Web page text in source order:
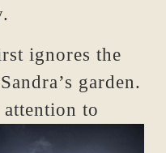
ignores the
garden.
to